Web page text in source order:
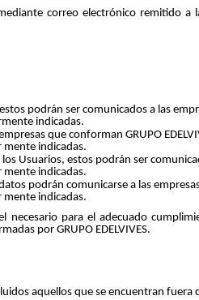
correo electrónico remitido a
podrán ser comunicados a las
indicadas.
que conforman GRUPO
indicadas.
Usuarios, estos podrán ser
indicadas.
podrán comunicarse a las empresas
indicadas.
necesario para el adecuado
por GRUPO EDELVIVES.
aquellos que se encuentran fuera